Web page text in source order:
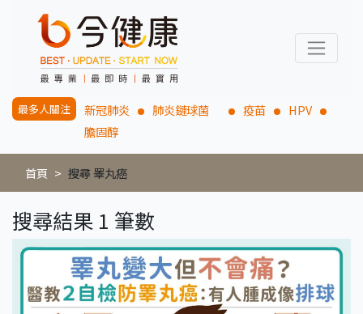
最多人關注 新冠肺炎 肺炎鏈球菌 疫苗
HPV
膽固醇
首頁 搜尋 睪丸癌
搜尋結果 1 筆數